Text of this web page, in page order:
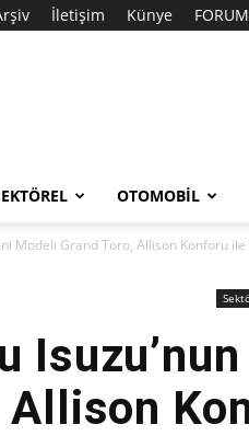
İletişim Künye FORUM
OTOMOBIL
Modeli Grand Toro, Allison Konforu
Allison